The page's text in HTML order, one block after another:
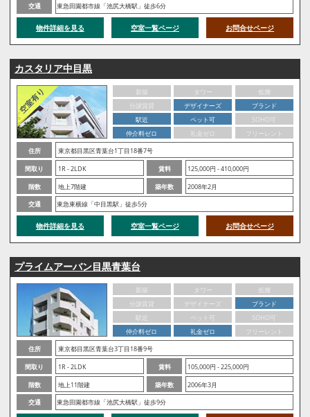
交通
東急田園都市線「池尻大橋駅」徒歩6分
物件詳細を見る 空室一覧ページ お問合せページ
カスタリア中目黒
新築 タワー
低層
分譲賃貸
デザイナーズ
ブランド
駅近
ペット可
SOHO可
仲介料ゼロ
礼金ゼロ
フリーレント
住所
東京都目黒区青葉台1丁目18番7号
間取り
1R - 2LDK 賃料
125,000円 - 410,000円
階数
地上7階建 築年数
2008年2月
交通
東急東横線「中目黒駅」徒歩5分
物件詳細を見る 空室一覧ページ お問合せページ
プライムアーバン目黒青葉台
新築 タワー
低層
分譲賃貸
デザイナーズ
ブランド
駅近
ペット可
SOHO可
仲介料ゼロ
礼金ゼロ
フリーレント
住所
東京都目黒区青葉台3丁目18番9号
間取り
1R - 2LDK 賃料
105,000円 - 225,000円
階数
地上11階建 築年数
2006年3月
交通
東急田園都市線「池尻大橋駅」徒歩9分